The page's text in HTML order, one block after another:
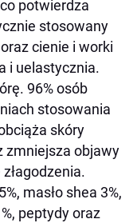
potwierdza
stosowany
cienie i worki
i uelastycznia.
96% osób
stosowania
skóry
zmniejsza objawy
masło shea 3%,
peptydy oraz